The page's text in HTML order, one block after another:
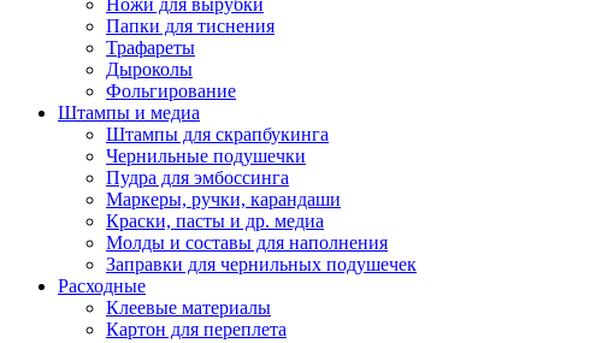
Ножи для вырубки
Папки для тиснения
Трафареты
Дыроколы
Фольгирование
Штампы и медиа
Штампы для скрапбукинга
Чернильные подушечки
Пудра для эмбоссинга
Маркеры, ручки, карандаши
Краски, пасты и др. медиа
Молды и составы для наполнения
Заправки для чернильных подушечек
Расходные
Клеевые материалы
Картон для переплета